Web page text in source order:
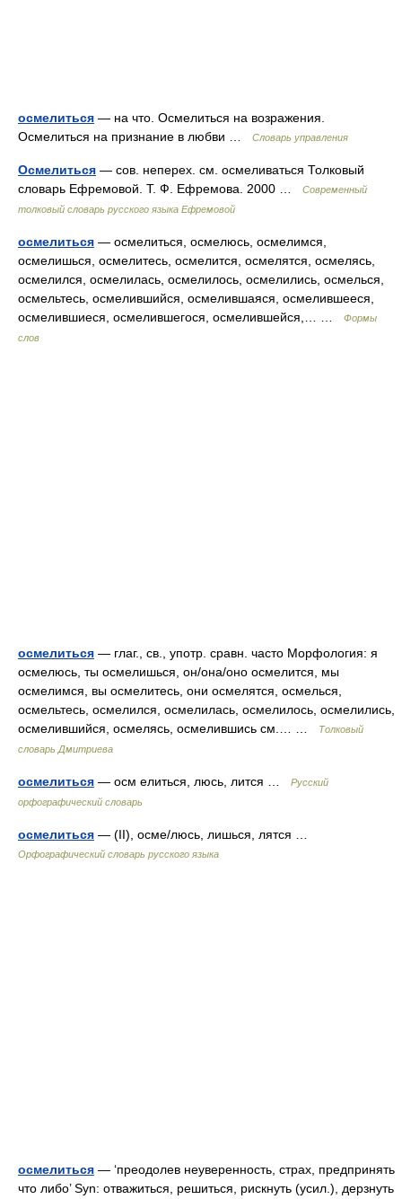
осмелиться — на что. Осмелиться на возражения.
Осмелиться на признание в любви …
Словарь управления
Осмелиться — сов. неперех. см. осмеливаться Толковый
словарь Ефремовой. Т. Ф. Ефремова. 2000 …
Современный
толковый словарь русского языка Ефремовой
осмелиться — осмелиться, осмелюсь, осмелимся,
осмелишься, осмелитесь, осмелится, осмелятся, осмелясь,
осмелился, осмелилась, осмелилось, осмелились, осмелься,
осмельтесь, осмелившийся, осмелившаяся, осмелившееся,
осмелившиеся, осмелившегося, осмелившейся,… …
Формы
слов
осмелиться — глаг., св., употр. сравн. часто Морфология: я
осмелюсь, ты осмелишься, он/она/оно осмелится, мы
осмелимся, вы осмелитесь, они осмелятся, осмелься,
осмельтесь, осмелился, осмелилась, осмелилось, осмелились,
осмелившийся, осмелясь, осмелившись см.… …
Толковый
словарь Дмитриева
осмелиться — осм елиться, люсь, лится …
Русский
орфографический словарь
осмелиться — (II), осме/люсь, лишься, лятся …
Орфографический словарь русского языка
осмелиться — ‘преодолев неуверенность, страх, предпринять
что либо’ Syn: отважиться, решиться, рискнуть (усил.), дерзнуть